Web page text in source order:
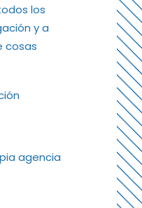
los
y a
cosas
agencia